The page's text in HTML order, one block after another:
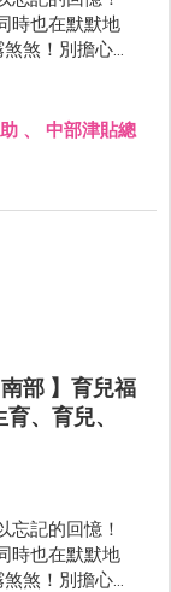
時也在默默地
煞！別擔心，
育兒、托育補
麼補助吧！
、 中部津貼總
部 】育兒福
、育兒、
忘記的回憶！
時也在默默地
煞！別擔心，